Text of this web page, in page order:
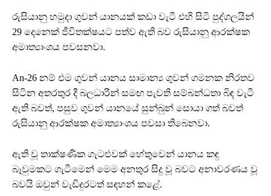
රුසියානු හමුදා ගුවන් යානයක් කඩා වැටී එහි සිටි පුද්ගලයින්
29 දෙනෙක් ජීවිතක්ෂයට පත්ව ඇති බව රුසියානු ආරක්ෂක
අමාත්‍යාංශය පවසනවා.
An-26 නම් එම ගුවන් යානය සාමාන්‍ය ගුවන් ගමනක නිරතව
සිටින අතරතුර දී බලධාරීන් සමඟ පැවති සම්බන්ධතා බිඳ වැටී
ඇති බවත්, පසුව ගුවන් යානයේ සුන්බුන් සොයා ගත් බවත්
රුසියානු ආරක්ෂක අමාත්‍යාංශය පවසා තිබෙනවා.
ඇති වූ තාක්ෂණික ගැටළුවක් හේතුවෙන් යානය කඳු
බෑවුමකට ගැටීමෙන් මෙම අනතුර සිදු වූ බවට අනාවරණය වූ
බවයි ඔවුන් වැඩිදුරටත් සඳහන් කළේ.